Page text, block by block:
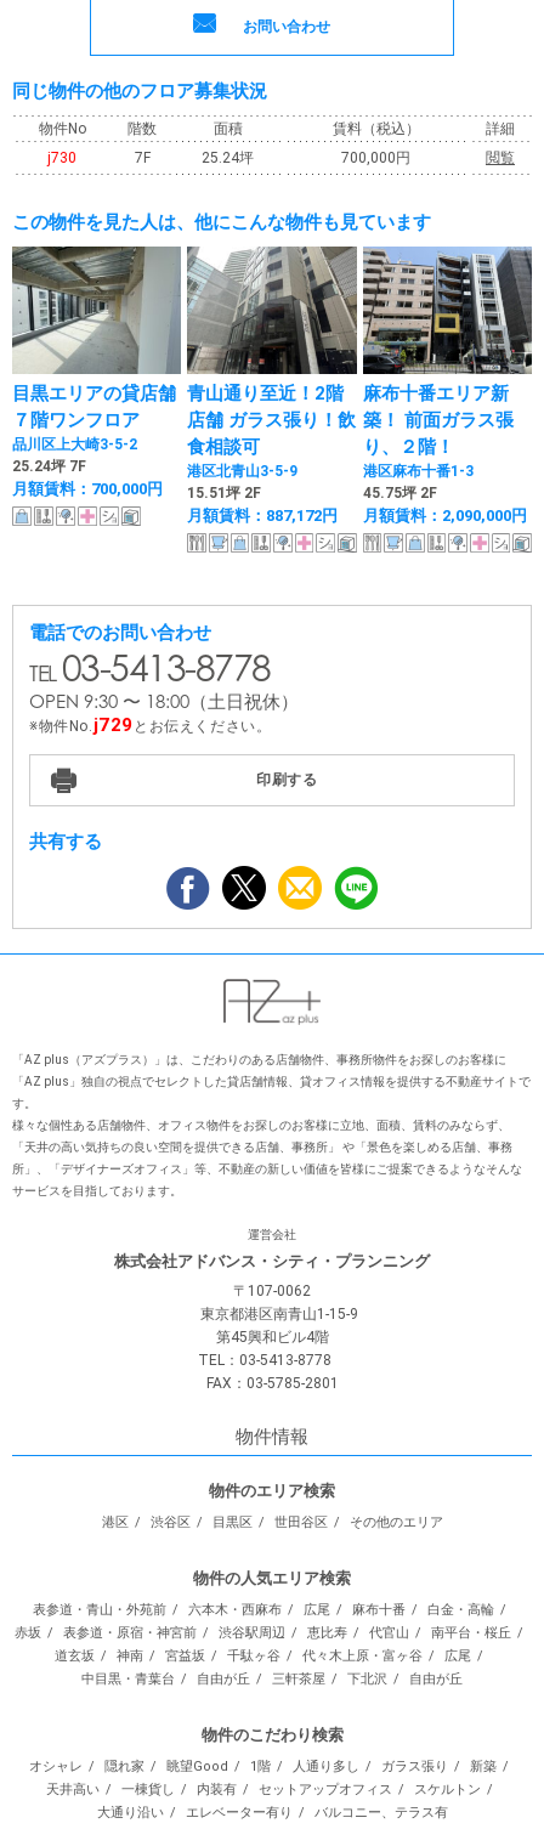
お問い合わせ
同じ物件の他のフロア募集状況
物件No 階数 面積 賃料（税込）
詳細
j730
7F 25.24坪 700,000円 閲覧
この物件を見た人は、他にこんな物件も見ています
目黒エリアの貸店舗
７階ワンフロア
品川区上大崎3-5-2
25.24坪 7F
月額賃料：700,000円
青山通り至近！2階
店舗 ガラス張り！飲
食相談可
港区北青山3-5-9
15.51坪 2F
月額賃料：887,172円
麻布十番エリア新
築！ 前面ガラス張
り、２階！
港区麻布十番1-3
45.75坪 2F
月額賃料：2,090,000円
電話でのお問い合わせ
03-5413-8778
OPEN 9:30 〜 18:00 （土日祝休）
物件No. j729 とお伝えください。
印刷する
共有する
「AZ plus（アズプラス）」は、こだわりのある店舗物件、事務所物件をお探しのお客様に
「AZ plus」独⾃の視点でセレクトした貸店舗情報、貸オフィス情報を提供する不動産サイトで
す。
様々な個性ある店舗物件、オフィス物件をお探しのお客様に⽴地、⾯積、賃料のみならず、
「天井の⾼い気持ちの良い空間を提供できる店舗、事務所」 や「景⾊を楽しめる店舗、事務
所」、「デザイナーズオフィス」等、不動産の新しい価値を皆様にご提案できるようなそんな
サービスを⽬指しております。
運営会社
株式会社アドバンス・シティ・プランニング
〒107-0062
東京都港区南青山1-15-9
第45興和ビル4階
TEL：03-5413-8778
FAX：03-5785-2801
物件情報
物件のエリア検索
港区 渋谷区 目黒区 世田谷区 その他のエリア
物件の人気エリア検索
表参道・青山・外苑前 六本木・西麻布 広尾 麻布十番
白金・高輪
赤坂
表参道・原宿・神宮前 渋谷駅周辺 恵比寿 代官山
南平台・桜丘
道玄坂
神南 宮益坂 千駄ヶ谷 代々木上原・富ヶ谷
広尾
中目黒・青葉台
自由が丘 三軒茶屋 下北沢 自由が丘
物件のこだわり検索
オシャレ 隠れ家 眺望Good 1階 人通り多し ガラス張り
新築
天井高い
一棟貨し 内装有 セットアップオフィス
スケルトン
大通り沿い
エレベーター有り バルコニー、テラス有